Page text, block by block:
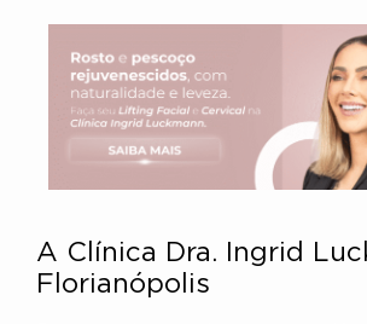
A Clínica Dra. Ingrid
Florianópolis